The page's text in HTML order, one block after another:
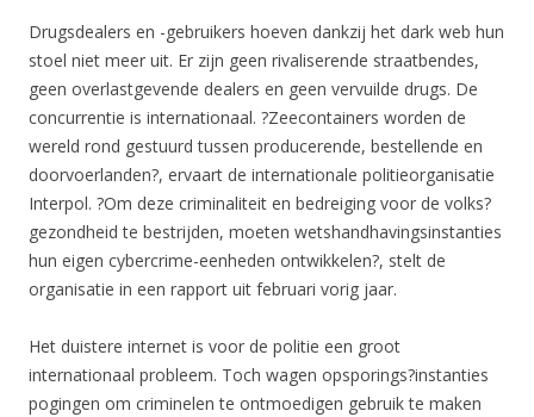
Drugsdealers en -gebruikers hoeven dankzij het dark web hun
stoel niet meer uit. Er zijn geen rivaliserende straatbendes,
geen overlastgevende dealers en geen vervuilde drugs. De
concurrentie is internationaal. ?Zeecontainers worden de
wereld rond gestuurd tussen producerende, bestellende en
doorvoerlanden?, ervaart de internationale politieorganisatie
Interpol. ?Om deze criminaliteit en bedreiging voor de volks?
gezondheid te bestrijden, moeten wetshandhavingsinstanties
hun eigen cybercrime-eenheden ontwikkelen?, stelt de
organisatie in een rapport uit februari vorig jaar.
Het duistere internet is voor de politie een groot
internationaal probleem. Toch wagen opsporings?instanties
pogingen om criminelen te ontmoedigen gebruik te maken